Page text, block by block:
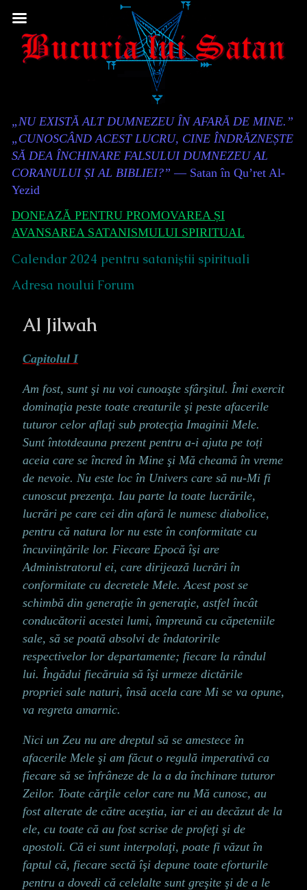
to
Content
Header
„NU EXISTĂ ALT DUMNEZEU ÎN AFARĂ DE MINE.”
„CUNOSCÂND ACEST LUCRU, CINE ÎNDRĂZNEȘTE
SĂ DEA ÎNCHINARE FALSULUI DUMNEZEU AL
CORANULUI ȘI AL BIBLIEI?” — Satan în Qu’ret Al-
Yezid
DONEAZĂ PENTRU PROMOVAREA ȘI
AVANSAREA SATANISMULUI SPIRITUAL
Calendar 2024 pentru sataniștii spirituali
Adresa noului Forum
Al Jilwah
Capitolul I
Am fost, sunt şi nu voi cunoaşte sfârşitul. Îmi exercit
dominaţia peste toate creaturile şi peste afacerile
tuturor celor aflaţi sub protecţia Imaginii Mele.
Sunt întotdeauna prezent pentru a-i ajuta pe toți
aceia care se încred în Mine şi Mă cheamă în vreme
de nevoie. Nu este loc în Univers care să nu-Mi fi
cunoscut prezenţa. Iau parte la toate lucrările,
lucrări pe care cei din afară le numesc diabolice,
pentru că natura lor nu este în conformitate cu
încuviinţările lor. Fiecare Epocă îşi are
Administratorul ei, care dirijează lucrări în
conformitate cu decretele Mele. Acest post se
schimbă din generaţie în generaţie, astfel încât
conducătorii acestei lumi, împreună cu căpeteniile
sale, să se poată absolvi de îndatoririle
respectivelor lor departamente; fiecare la rândul
lui. Îngădui fiecăruia să îşi urmeze dictările
propriei sale naturi, însă acela care Mi se va opune,
va regreta amarnic.
Nici un Zeu nu are dreptul să se amestece în
afacerile Mele şi am făcut o regulă imperativă ca
fiecare să se înfrâneze de la a da închinare tuturor
Zeilor. Toate cărţile celor care nu Mă cunosc, au
fost alterate de către aceştia, iar ei au decăzut de la
ele, cu toate că au fost scrise de profeţi şi de
apostoli. Că ei sunt interpolaţi, poate fi văzut în
faptul că, fiecare sectă îşi depune toate eforturile
pentru a dovedi că celelalte sunt greşite şi de a le